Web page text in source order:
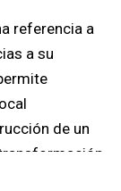
a su
de un